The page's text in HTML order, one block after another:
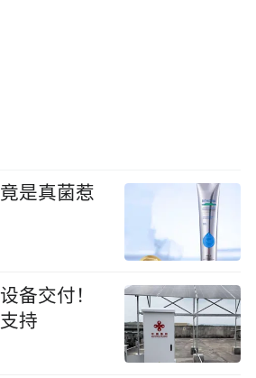
是真菌惹
备交付！
持